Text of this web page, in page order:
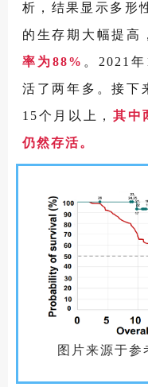
析，结果显示多形
的生存期大幅提高
率为88% 。2021
活了两年多。接下
15个月以上， 其中
仍然存活。
图片来源于参